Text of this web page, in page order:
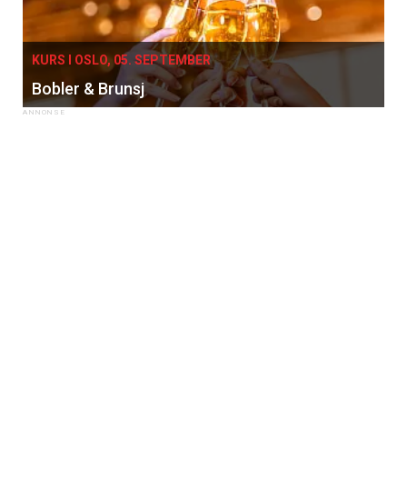
KURS I OSLO, 05. SEPTEMBER
Bobler & Brunsj